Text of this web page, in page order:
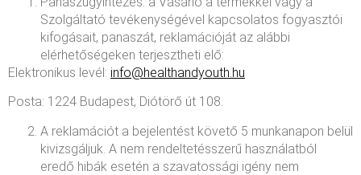
Szolgáltató tevékenységével kapcsolatos fogyasztói
kifogásait, panaszát, reklamációját az alábbi
elérhetőségeken terjesztheti elő:
Elektronikus levél: info@healthandyouth.hu
Posta: 1224 Budapest, Diótörő út 108.
A reklamációt a bejelentést követő 5 munkanapon belül
kivizsgáljuk. A nem rendeltetésszerű használatból
eredő hibák esetén a szavatossági igény nem